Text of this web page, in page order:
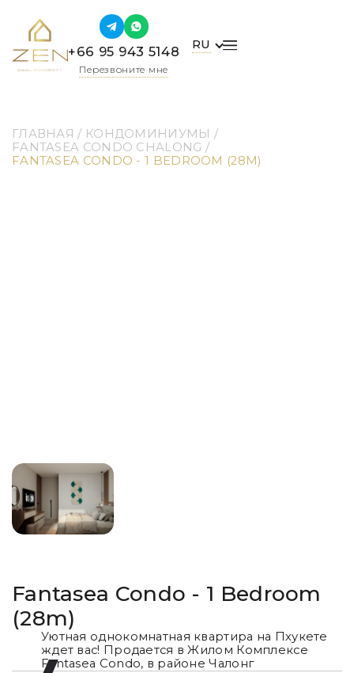
+66 95 943 5148
Перезвоните мне
RU
ГЛАВНАЯ / КОНДОМИНИУМЫ /
FANTASEA CONDO CHALONG /
FANTASEA CONDO - 1 BEDROOM (28M)
Fantasea Condo - 1 Bedroom
(28m)
Уютная однокомнатная квартира на Пхукете
ждет вас! Продается в Жилом Комплексе
Fantasea Condo, в районе Чалонг